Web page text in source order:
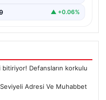
▲ +0.06%
Defansların korkulu
Adresi Ve Muhabbet